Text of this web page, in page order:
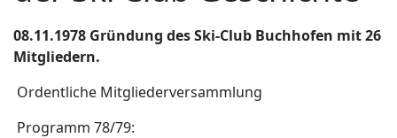
08.11.1978 Gründung des Ski-Club Buchhofen mit 26
Mitgliedern.
Ordentliche Mitgliederversammlung
Programm 78/79: